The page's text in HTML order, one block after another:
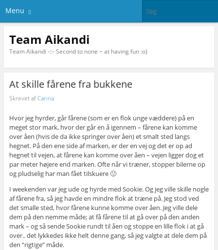
Menu
Team Aikandi
Team Aikandi -::- Second to none ~ at having fun :o)
At skille fårene fra bukkene
Skrevet afCarina
Hvor jeg hyrder, går fårene (som er en flok unge væddere) på en
meget stor mark, hvor der går en å igennem – fårene kan komme
over åen (hvis de da ikke springer over åen) et smalt sted langs
hegnet. På den ene side af marken, er der en vej og det er op ad
hegnet til vejen, at fårene kan komme over åen – vejen ligger dog et
par meter højere end marken. Ofte når vi træner, stopper bilerne op
og pludselig har man fået tilskuere 🙂
I weekenden var jeg ude og hyrde med Sookie. Og jeg ville skille nogle
af fårene fra, så jeg havde en mindre flok at træne på. Jeg stod ved
det smalle sted, hvor fårene kunne komme over åen. Jeg ville dele
dem på den nemme måde; at få fårene til at gå over på den anden
mark – og så sende Sookie rundt til åen og stoppe en lille flok i at gå
over.. det lykkedes ikke helt denne gang, så jeg valgte at dele dem på
den “rigtige” måde.